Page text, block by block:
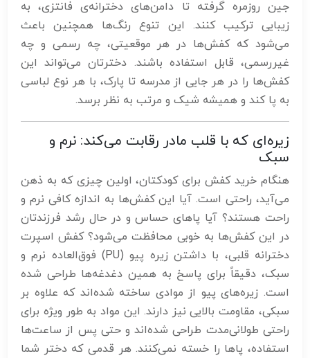
جین روزمره گرفته تا دامن‌های دخترانه‌ی فانتزی، به
زیبایی ترکیب کنند. این تنوع رنگ‌ها همچنین باعث
می‌شود که کفش‌ها در هر موقعیتی، چه رسمی و چه
غیررسمی، قابل استفاده باشند. دخترتان می‌تواند این
کفش‌ها را در هر جایی از مدرسه تا پارک، با هر نوع لباسی
به پا کند و همیشه شیک و مرتب به نظر برسد.
زیره‌ای که با قلب مادر رقابت می‌کند: نرم و
سبک
هنگام خرید کفش برای کودکتان، اولین چیزی که به ذهن
می‌آید، راحتی است. آیا این کفش‌ها به اندازه کافی نرم و
راحت هستند؟ آیا پاهای حساس و در حال رشد فرزندتان
در این کفش‌ها به خوبی محافظت می‌شود؟ کفش اسپرت
دخترانه قلبی، با داشتن زیره پیو (PU) فوق‌العاده نرم و
سبک، دقیقاً برای پاسخ به همین دغدغه‌ها طراحی شده
است. زیره‌های پیو از موادی ساخته شده‌اند که علاوه بر
سبکی، مقاومت بالایی نیز دارند. این مواد به طور ویژه برای
راحتی طولانی‌مدت طراحی شده‌اند و حتی پس از ساعت‌ها
استفاده، پاها را خسته نمی‌کنند. هر قدمی که دختر شما